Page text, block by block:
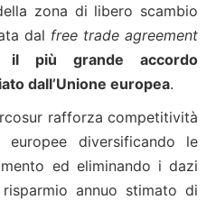
zona di libero scambio
dal free trade agreement
il più grande accordo
dall’Unione europea.
rafforza competitività
europee diversificando le
ed eliminando i dazi
annuo stimato di